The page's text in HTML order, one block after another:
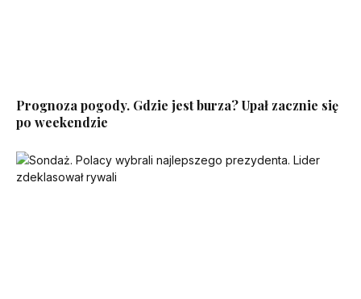
Prognoza pogody. Gdzie jest burza? Upał zacznie się
po weekendzie